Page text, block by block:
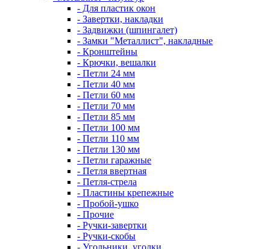
- Для пластик окон
- Завертки, накладки
- Задвижки (шпингалет)
- Замки "Металлист", накладные
- Кронштейны
- Крючки, вешалки
- Петли 24 мм
- Петли 40 мм
- Петли 60 мм
- Петли 70 мм
- Петли 85 мм
- Петли 100 мм
- Петли 110 мм
- Петли 130 мм
- Петли гаражные
- Петля ввертная
- Петля-стрела
- Пластины крепежные
- Пробой-ушко
- Прочие
- Ручки-завертки
- Ручки-скобы
- Угольники, уголки